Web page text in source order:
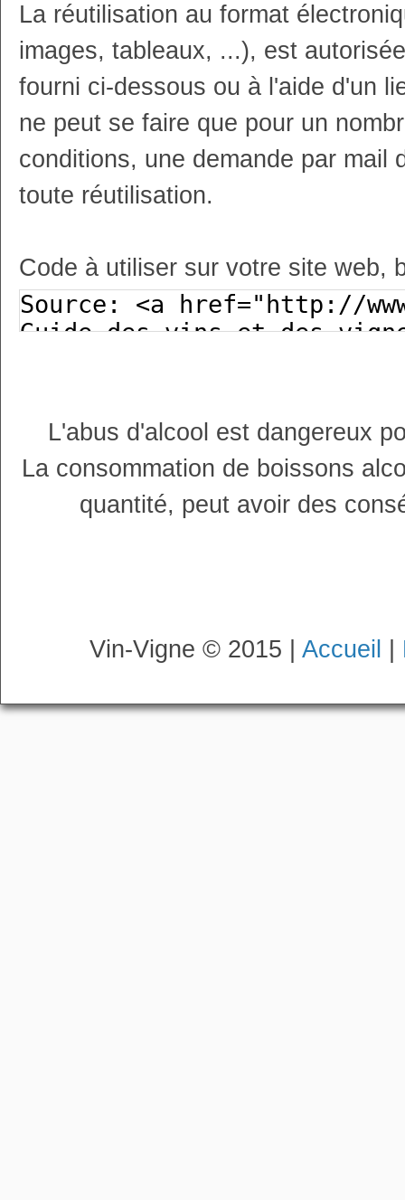
La réutilisation au format
images, tableaux, ...), est
fourni ci-dessous ou à l'aide d'un
ne peut se faire que pour un
conditions, une demande par mail
toute réutilisation.
Code à utiliser sur votre site web,
L'abus d'alcool est dangereux
La consommation de boissons
quantité, peut avoir des
Vin-Vigne © 2015 | Accueil